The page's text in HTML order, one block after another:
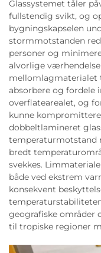
Glassystemet tåler
fullstendig svikt, og
bygningskapselen
stormmotstanden
personer og
alvorlige
mellomlagmaterialet
absorbere og fordele
overflatearealet, og
kunne kompromittere
dobbeltlamineret
temperaturmotstand
bredt
svekkes.
både ved ekstrem
konsekvent
geografiske områder
til tropiske regioner